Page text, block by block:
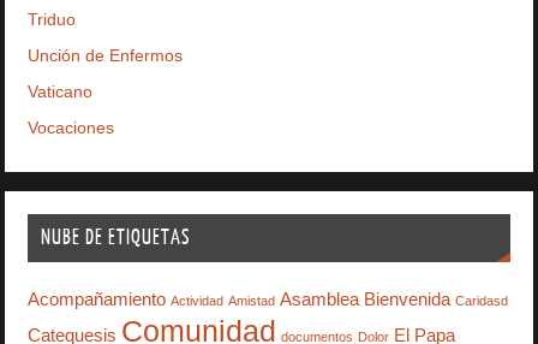
Triduo
Unción de Enfermos
Vaticano
Vocaciones
NUBE DE ETIQUETAS
Acompañamiento Actividad Amistad Asamblea Bienvenida Caridasd
Catequesis Comunidad documentos Dolor El Papa